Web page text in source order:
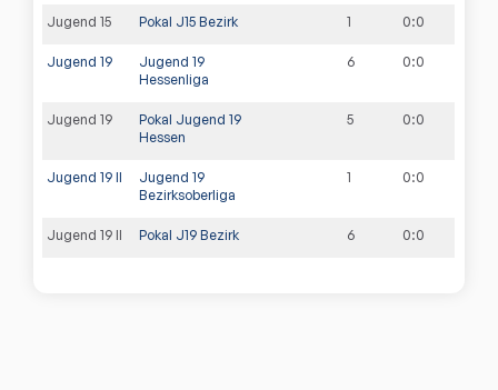
Jugend 15 Pokal J15 Bezirk 1 0:0
Jugend 19
Jugend 19
Hessenliga
6 0:0
Jugend 19
Pokal Jugend 19
Hessen
5 0:0
Jugend 19 II
Jugend 19
Bezirksoberliga
1 0:0
Jugend 19 II Pokal J19 Bezirk 6 0:0